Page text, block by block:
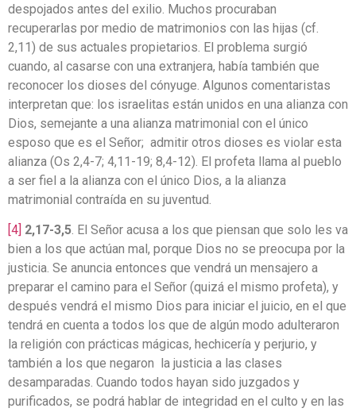
despojados antes del exilio. Muchos procuraban
recuperarlas por medio de matrimonios con las hijas (cf.
2,11) de sus actuales propietarios. El problema surgió
cuando, al casarse con una extranjera, había también que
reconocer los dioses del cónyuge. Algunos comentaristas
interpretan que: los israelitas están unidos en una alianza con
Dios, semejante a una alianza matrimonial con el único
esposo que es el Señor; admitir otros dioses es violar esta
alianza (Os 2,4-7; 4,11-19; 8,4-12). El profeta llama al pueblo
a ser fiel a la alianza con el único Dios, a la alianza
matrimonial contraída en su juventud.
[4] 2,17-3,5. El Señor acusa a los que piensan que solo les va
bien a los que actúan mal, porque Dios no se preocupa por la
justicia. Se anuncia entonces que vendrá un mensajero a
preparar el camino para el Señor (quizá el mismo profeta), y
después vendrá el mismo Dios para iniciar el juicio, en el que
tendrá en cuenta a todos los que de algún modo adulteraron
la religión con prácticas mágicas, hechicería y perjurio, y
también a los que negaron la justicia a las clases
desamparadas. Cuando todos hayan sido juzgados y
purificados, se podrá hablar de integridad en el culto y en las